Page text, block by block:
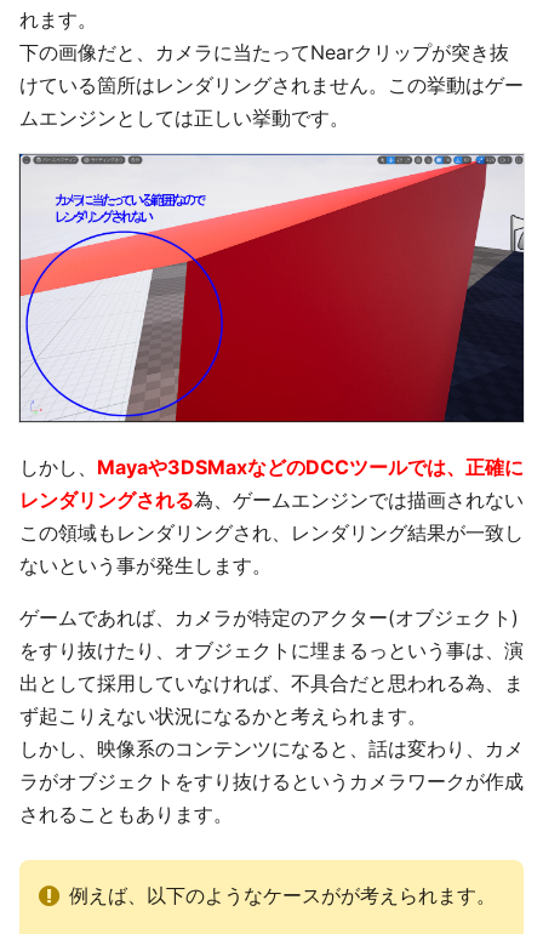
れます。
下の画像だと、カメラに当たってNearクリップが突き抜
けている箇所はレンダリングされません。この挙動はゲー
ムエンジンとしては正しい挙動です。
しかし、 Mayaや3DSMaxなどのDCCツールでは、正確に
レンダリングされる為、ゲームエンジンでは描画されない
この領域もレンダリングされ、レンダリング結果が一致し
ないという事が発生します。
ゲームであれば、カメラが特定のアクター(オブジェクト)
をすり抜けたり、オブジェクトに埋まるっという事は、演
出として採用していなければ、不具合だと思われる為、ま
ず起こりえない状況になるかと考えられます。
しかし、映像系のコンテンツになると、話は変わり、カメ
ラがオブジェクトをすり抜けるというカメラワークが作成
されることもあります。
例えば、以下のようなケースがが考えられます。